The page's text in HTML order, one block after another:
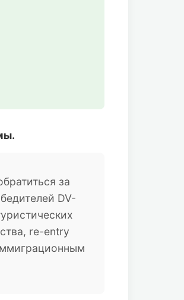
за
DV-
re-entry